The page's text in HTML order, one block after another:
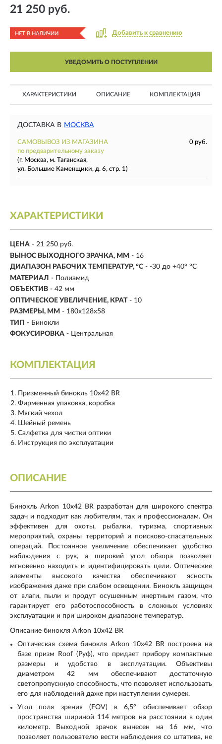
21 250 руб.
НЕТ В НАЛИЧИИ Добавить к сравнению
УВЕДОМИТЬ О ПОСТУПЛЕНИИ
ХАРАКТЕРИСТИКИ ОПИСАНИЕ КОМПЛЕКТАЦИЯ
ДОСТАВКА В МОСКВА
САМОВЫВОЗ ИЗ МАГАЗИНА
0 руб.
по предварительному заказу
(г. Москва, м. Таганская,
ул. Большие Каменщики, д. 6, стр. 1)
ХАРАКТЕРИСТИКИ
ЦЕНА - 21 250 руб.
ВЫНОС ВЫХОДНОГО ЗРАЧКА, ММ - 16
ДИАПАЗОН РАБОЧИХ ТЕМПЕРАТУР, °C - -30 до +40° °C
МАТЕРИАЛ - Полиамид
ОБЪЕКТИВ - 42 мм
ОПТИЧЕСКОЕ УВЕЛИЧЕНИЕ, КРАТ - 10
РАЗМЕРЫ, ММ - 180х128х58
ТИП - Бинокли
ФОКУСИРОВКА - Центральная
КОМПЛЕКТАЦИЯ
Призменный бинокль 10x42 BR
Фирменная упаковка, коробка
Мягкий чехол
Шейный ремень
Салфетка для чистки оптики
Инструкция по эксплуатации
ОПИСАНИЕ
Бинокль Arkon 10x42 BR разработан для широкого спектра
задач и подходит как любителям, так и профессионалам. Он
эффективен для охоты, рыбалки, туризма, спортивных
мероприятий, охраны территорий и поисково-спасательных
операций. Постоянное увеличение обеспечивает удобство
наблюдения с рук, а широкий угол обзора позволяет
мгновенно находить и идентифицировать цели. Оптические
элементы высокого качества обеспечивают ясность
изображения даже при слабом освещении. Бинокль защищен
от влаги, пыли и продут осушенным инертным газом, что
гарантирует его работоспособность в сложных условиях
эксплуатации и при широком диапазоне температур.
Описание бинокля Arkon 10x42 BR
Оптическая схема бинокля Arkon 10x42 BR построена на
базе призм Roof (Руф), что придает прибору компактные
размеры и удобство в эксплуатации. Объективы
диаметром 42 мм обеспечивают достаточную
светопропускную способность, что позволяет использовать
его для наблюдений даже при наступлении сумерек.
Угол поля зрения (FOV) в 6,5° обеспечивает обзор
пространства шириной 114 метров на расстоянии в один
километр. Выходной зрачок вынесен на 16 мм, что
позволяет пользователю вести наблюдения со штатива, не